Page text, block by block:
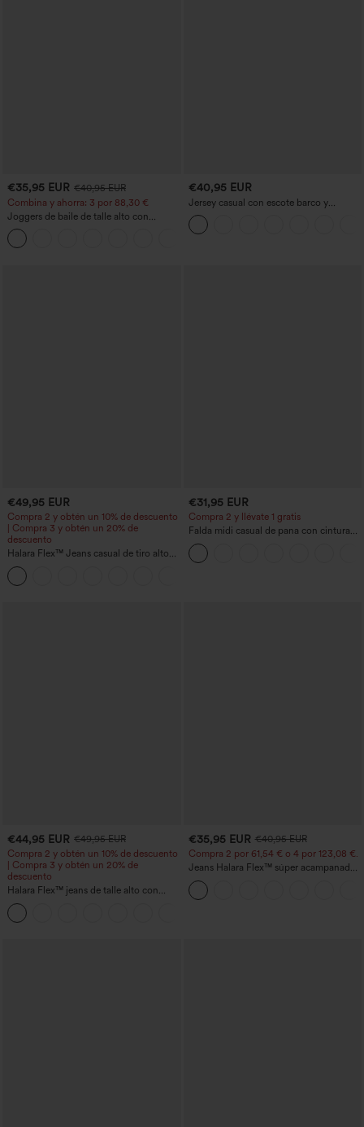
€35,95 EUR €40,95 EUR
Combina y ahorra: 3 por 88,30 €
Joggers de baile de talle alto con
cordón, fruncidos, corte cónico, secado
rápido, tacto fresco y bolsillos - UPF40+
€40,95 EUR
Jersey casual con escote barco y
mangas murciélago
€49,95 EUR
Compra 2 y obtén un 10% de descuento
| Compra 3 y obtén un 20% de
descuento
Halara Flex™ Jeans casual de tiro alto
con control abdominal, pernera ancha y
bolsillos
€31,95 EUR
Compra 2 y llévate 1 gratis
Falda midi casual de pana con cintura
media y bolsillo lateral frontal con
solapa
€44,95 EUR €49,95 EUR
Compra 2 y obtén un 10% de descuento
| Compra 3 y obtén un 20% de
descuento
Halara Flex™ jeans de talle alto con
bolsillos, dobladillo enrollado, pierna
ancha y efecto lavado, estilo casual
€35,95 EUR €40,95 EUR
Compra 2 por 61,54 € o 4 por 123,08 €.
Jeans Halara Flex™ súper acampanado
elástico lavado bolsillo cruzado tiro alto